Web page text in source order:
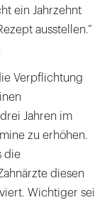
ein Jahrzehnt
ausstellen.”
Verpflichtung
Jahren im
zu erhöhen.
die
diesen
Wichtiger sei